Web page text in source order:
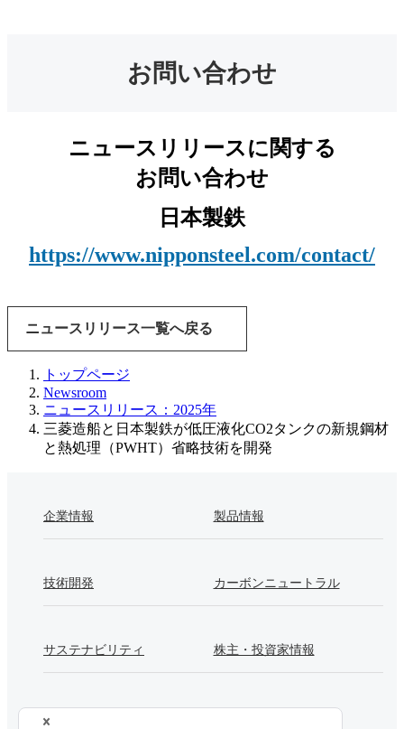
お問い合わせ
ニュースリリースに関する
お問い合わせ
日本製鉄
https://www.nipponsteel.com/contact/
ニュースリリース一覧へ戻る
トップページ
Newsroom
ニュースリリース：2025年
三菱造船と日本製鉄が低圧液化CO2タンクの新規鋼材
と熱処理（PWHT）省略技術を開発
企業情報 製品情報
技術開発 カーボンニュートラル
サステナビリティ 株主・投資家情報
採用情報